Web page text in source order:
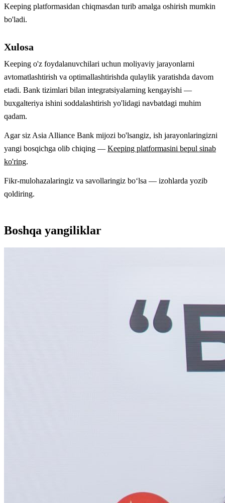
Keeping platformasidan chiqmasdan turib amalga oshirish mumkin
bo'ladi.
Xulosa
Keeping o'z foydalanuvchilari uchun moliyaviy jarayonlarni
avtomatlashtirish va optimallashtirishda qulaylik yaratishda davom
etadi. Bank tizimlari bilan integratsiyalarning kengayishi —
buxgalteriya ishini soddalashtirish yo'lidagi navbatdagi muhim
qadam.
Agar siz Asia Alliance Bank mijozi bo'lsangiz, ish jarayonlaringizni
yangi bosqichga olib chiqing — Keeping platformasini bepul sinab
ko'ring.
Fikr-mulohazalaringiz va savollaringiz boʻlsa — izohlarda yozib
qoldiring.
Boshqa yangiliklar